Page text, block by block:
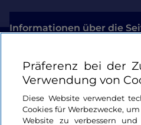
Informationen über die
Nützliche Links
Login
Bleiben wir in Kontakt
Präferenz bei der
Verwendung von
Diese Website verwendet
Cookies für Werbezwecke,
Website zu verbessern und